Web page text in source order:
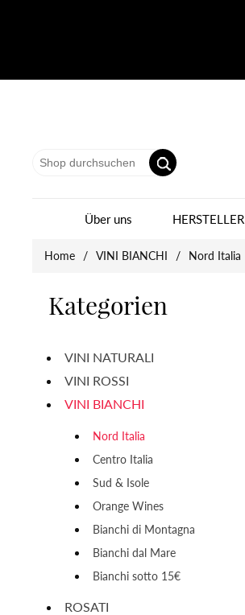
Über uns HERSTELLER
Home / VINI BIANCHI / Nord Italia
Kategorien
VINI NATURALI
VINI ROSSI
VINI BIANCHI
Nord Italia
Centro Italia
Sud & Isole
Orange Wines
Bianchi di Montagna
Bianchi dal Mare
Bianchi sotto 15€
ROSATI